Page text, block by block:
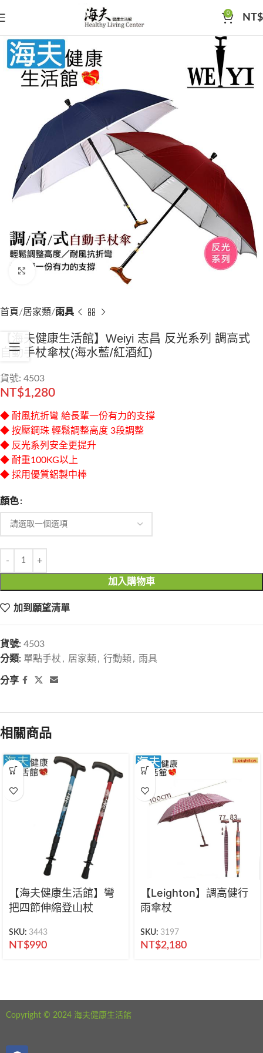
0 NT$
Click to enlarge
首頁 居家類 雨具
【海夫健康生活館】Weiyi 志昌 反光系列 調高式
自動手杖傘杖(海水藍/紅酒紅)
貨號: 4503
NT$1,280
◆ 耐風抗折彎 給長輩一份有力的支撐
◆ 按壓鋼珠 輕鬆調整高度 3段調整
◆ 反光系列安全更提升
◆ 耐重100KG以上
◆ 採用優質鋁製中棒
顏色
加入購物車
加到願望清單
貨號: 4503
分類: 單點手杖 , 居家類 , 行動類 , 雨具
分享
相關商品
【海夫健康生活館】彎
把四節伸縮登山杖
SKU: 3443
NT$990
【Leighton】調高健行
雨傘杖
SKU: 3197
NT$2,180
Copyright © 2024 海夫健康生活館